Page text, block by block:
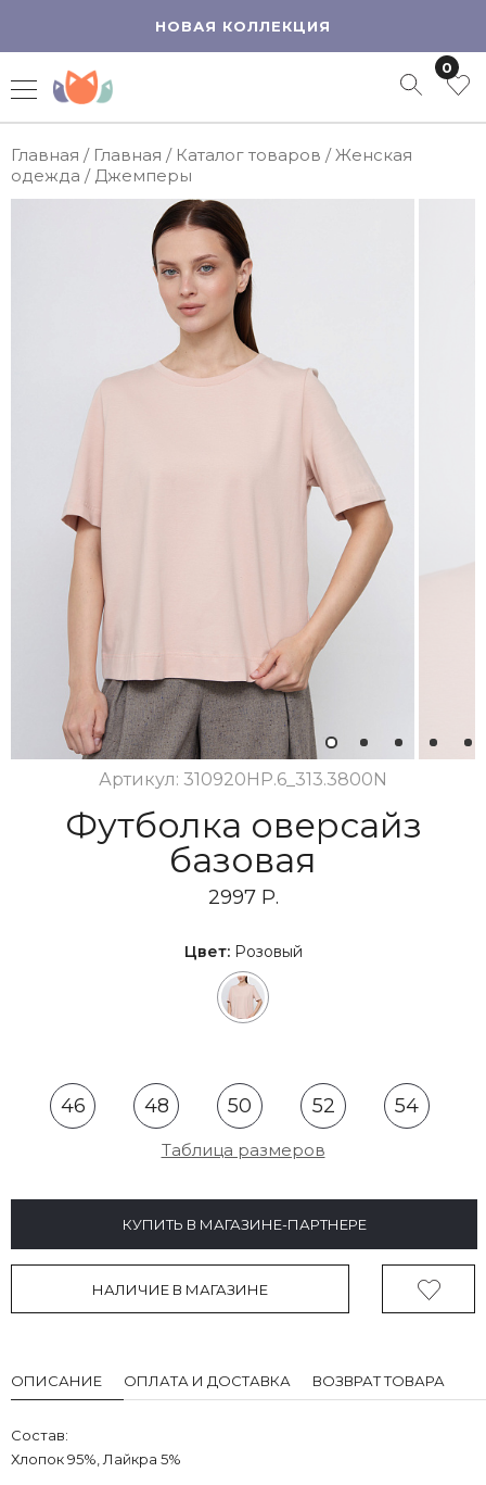
НОВАЯ КОЛЛЕКЦИЯ
0
Главная / Главная / Каталог товаров /Женская
одежда / Джемперы
1
Артикул: 310920НР.6_313.3800N
Футболка оверсайз
базовая
2997 Р.
Цвет:Розовый
46 48 50 52 54
Таблица размеров
КУПИТЬ В МАГАЗИНЕ-ПАРТНЕРЕ
НАЛИЧИЕ В МАГАЗИНЕ
ОПИСАНИЕ ОПЛАТА И ДОСТАВКА ВОЗВРАТ ТОВАРА
Состав:
Хлопок 95%, Лайкра 5%